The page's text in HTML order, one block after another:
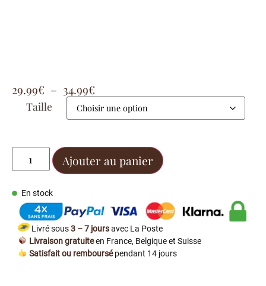
29.99€ – 34.99€
Taille
Ajouter au panier
En stock
Livré sous3 – 7 joursavec La Poste
Livraison gratuiteen France, Belgique et Suisse
Satisfait ou remboursépendant 14 jours